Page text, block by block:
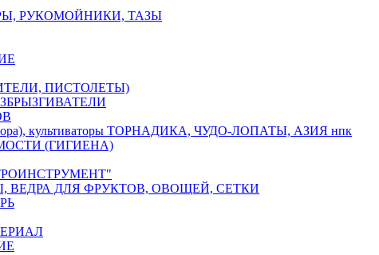
РУКОМОЙНИКИ, ТАЗЫ
ПИСТОЛЕТЫ)
культиваторы ТОРНАДИКА, ЧУДО-ЛОПАТЫ, АЗИЯ нпк
(ГИГИЕНА)
ВЕДРА ДЛЯ ФРУКТОВ, ОВОЩЕЙ, СЕТКИ